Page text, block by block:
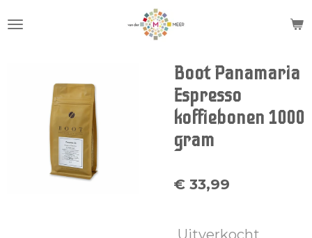
direct
hoofdinhoud
Boot Panamaria
Espresso
koffiebonen 1000
gram
€ 33,99
Uitverkocht